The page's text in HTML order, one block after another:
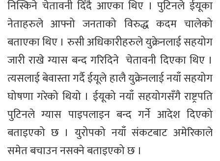
निस्किने चेतावनी दिँदै आएका थिए । पुटिनले ईयूका
नेताहरुले आफ्नो जनताको विरुद्ध कदम चालेको
बताएका थिए । रुसी अधिकारीहरुले युक्रेनलाई सहयोग
जारी राखे ग्यास बन्द गरिदिने चेतावनी दिएका थिए ।
त्यसलाई बेवास्ता गर्दै ईयूले हालै युक्रेनलाई नयाँ सहयोग
घोषणा गरेको थियो । ईयूको नयाँ सहयोगसँगै राष्ट्रपति
पुटिनले ग्यास पाइपलाइन बन्द गर्ने आदेश दिएको
बताइएको छ । युरोपको नयाँ संकटबाट अमेरिकाले
समेत बचाउन नसक्ने बताइएको छ ।